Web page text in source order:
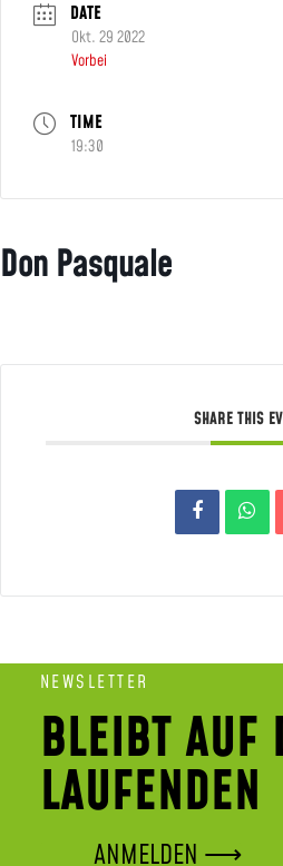
DATE
Okt. 29 2022
Vorbei
TIME
19:30
Don Pasquale
SHARE THIS
NEWSLETTER
BLEIBT AUF
LAUFENDEN
ANMELDEN ⟶